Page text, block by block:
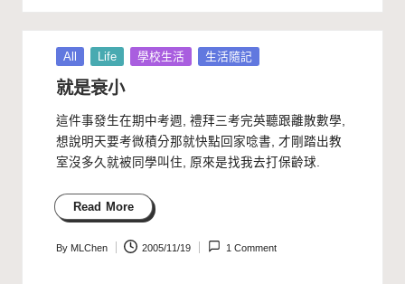
Posted
in
All Life 學校生活 生活隨記
就是衰小
這件事發生在期中考週, 禮拜三考完英聽跟離散數學,
想說明天要考微積分那就快點回家唸書, 才剛踏出教
室沒多久就被同學叫住, 原來是找我去打保齡球.
Read More
Posted
By MLChen 2005/11/19 1 Comment